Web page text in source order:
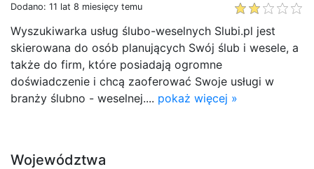
Dodano: 11 lat 8 miesięcy temu
Wyszukiwarka usług ślubo-weselnych Slubi.pl jest
skierowana do osób planujących Swój ślub i wesele, a
także do firm, które posiadają ogromne
doświadczenie i chcą zaoferować Swoje usługi w
branży ślubno - weselnej.... pokaż więcej »
Województwa